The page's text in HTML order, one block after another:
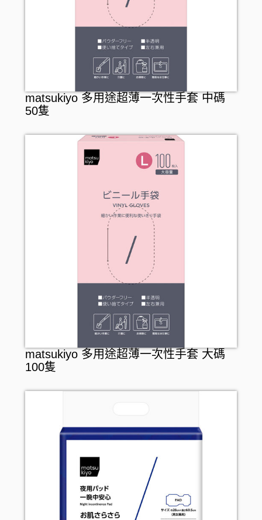
matsukiyo 多用途超薄一次性手套 中碼
50隻
matsukiyo 多用途超薄一次性手套 大碼
100隻